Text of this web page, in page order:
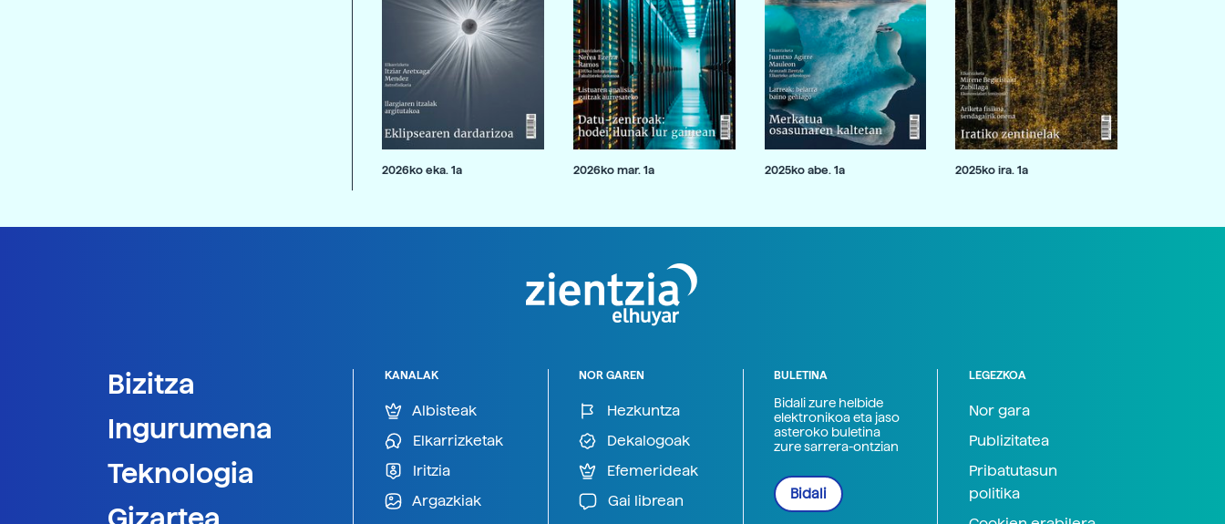
2026ko eka. 1a 2026ko mar. 1a 2025ko abe. 1a 2025ko ira. 1a
Bizitza
Ingurumena
Teknologia
KANALAK
Albisteak
Elkarrizketak
Iritzia
Argazkiak
NOR GAREN
Hezkuntza
Dekalogoak
Efemerideak
Gai librean
BULETINA
Bidali zure helbide
elektronikoa eta jaso
asteroko buletina
zure sarrera-ontzian
Bidali
LEGEZKOA
Nor gara
Publizitatea
Pribatutasun
politika